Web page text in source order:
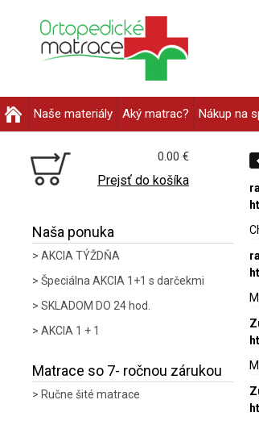
Naše materiály Aký matrac? Nákup na
0.00 €
Prejsť do košíka
Naša ponuka
AKCIA TÝŽDŇA
Špeciálna AKCIA 1+1 s darčekmi
SKLADOM DO 24 hod.
AKCIA 1 + 1
Matrace so 7- ročnou zárukou
Ručne šité matrace